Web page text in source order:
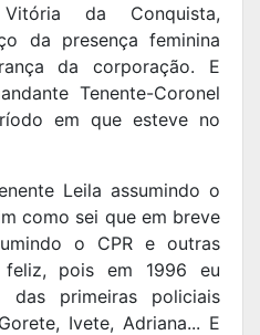
da Conquista,
da presença feminina
da corporação. E
Tenente-Coronel
em que esteve no
Leila assumindo o
como sei que em breve
o CPR e outras
feliz, pois em 1996 eu
das primeiras policiais
Ivete, Adriana... E